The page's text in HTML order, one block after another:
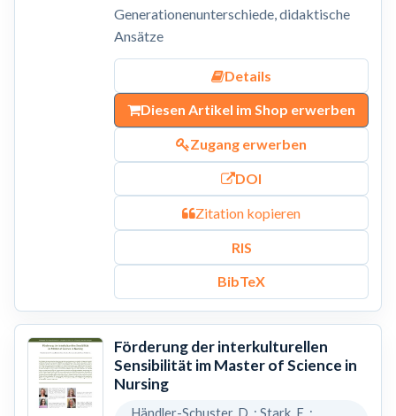
Generationenunterschiede, didaktische
Ansätze
Details
Diesen Artikel im Shop erwerben
Zugang erwerben
DOI
Zitation kopieren
RIS
BibTeX
Förderung der interkulturellen
Sensibilität im Master of Science in
Nursing
Händler-Schuster, D. ; Stark, E. ;